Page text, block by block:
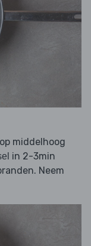
middelhoog
in 2-3min
Neem